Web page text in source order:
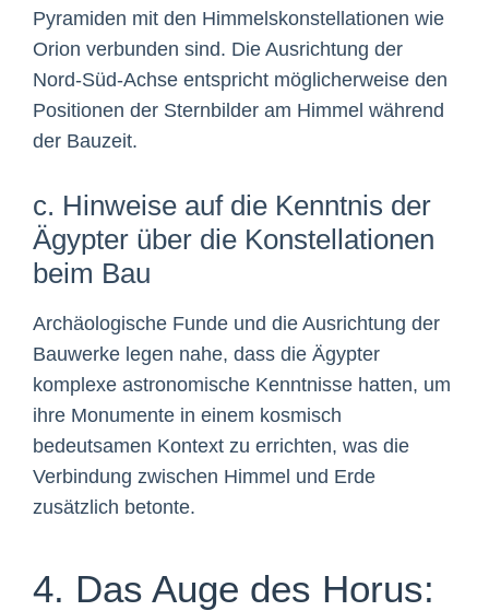
Pyramiden mit den Himmelskonstellationen wie
Orion verbunden sind. Die Ausrichtung der
Nord-Süd-Achse entspricht möglicherweise den
Positionen der Sternbilder am Himmel während
der Bauzeit.
c. Hinweise auf die Kenntnis der
Ägypter über die Konstellationen
beim Bau
Archäologische Funde und die Ausrichtung der
Bauwerke legen nahe, dass die Ägypter
komplexe astronomische Kenntnisse hatten, um
ihre Monumente in einem kosmisch
bedeutsamen Kontext zu errichten, was die
Verbindung zwischen Himmel und Erde
zusätzlich betonte.
4. Das Auge des Horus: